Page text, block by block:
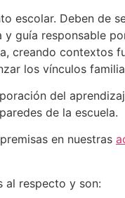
escolar. Deben de
guía responsable
creando contextos
los vínculos
del
de la escuela.
en nuestras
al respecto y son: